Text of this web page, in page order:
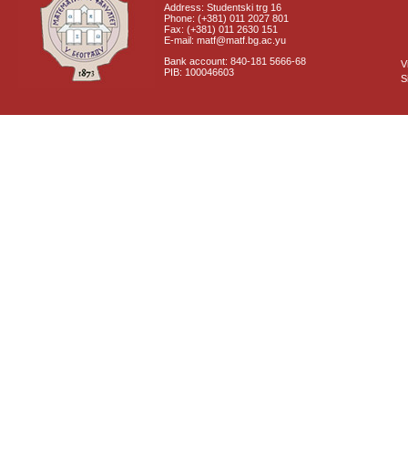
Address: Studentski trg 16
Phone: (+381) 011 2027 801
Fax: (+381) 011 2630 151
E-mail: matf@matf.bg.ac.yu
Bank account: 840-181 5666-68
PIB: 100046603